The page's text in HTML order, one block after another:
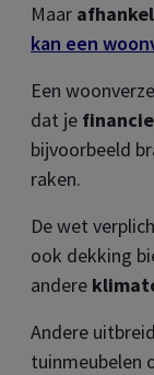
Maar
kan een
Een
dat je
bijvoorbeeld
raken.
De wet
ook dekking
andere
Andere
tuinmeubelen